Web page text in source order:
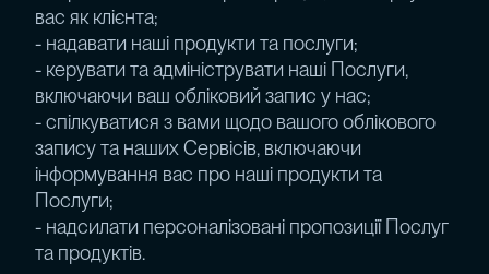
вас як клієнта;
- надавати наші продукти та послуги;
- керувати та адмініструвати наші Послуги,
включаючи ваш обліковий запис у нас;
- спілкуватися з вами щодо вашого облікового
запису та наших Сервісів, включаючи
інформування вас про наші продукти та
Послуги;
- надсилати персоналізовані пропозиції Послуг
та продуктів.